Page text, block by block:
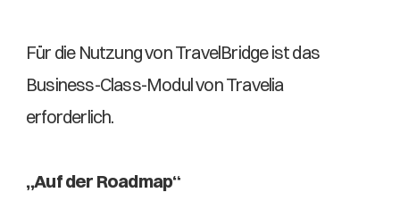
Für die Nutzung von TravelBridge ist das
Business-Class-Modul von Travelia
erforderlich.
„Auf der Roadmap“